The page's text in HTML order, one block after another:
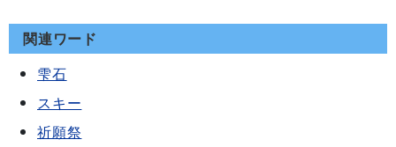
関連ワード
雫石
スキー
祈願祭